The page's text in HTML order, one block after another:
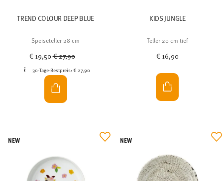
TREND COLOUR DEEP BLUE
Speiseteller 28 cm
€ 19,50Price reduced from
€ 27,90
30-Tage-Bestpreis: € 27,90
KIDS JUNGLE
Teller 20 cm tief
€ 16,90
NEW NEW